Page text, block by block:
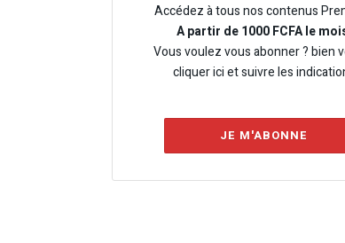
Accédez à tous nos contenus
A partir de 1000 FCFA le
Vous voulez vous abonner ? bien
cliquer ici et suivre les
JE M'ABONNE